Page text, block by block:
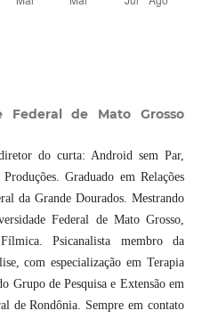
Federal de Mato Grosso
do curta: Android sem Par,
Graduado em Relações
da Grande Dourados. Mestrando
Federal de Mato Grosso,
Psicanalista membro da
com especialização em Terapia
Grupo de Pesquisa e Extensão em
de Rondônia. Sempre em contato